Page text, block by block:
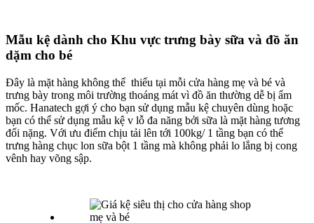
Mẫu kệ dành cho Khu vực trưng bày sữa và đồ ăn
dặm cho bé
Đây là mặt hàng không thể thiếu tại mỗi cửa hàng mẹ và bé và
trưng bày trong môi trường thoáng mát vì đồ ăn thường dễ bị ẩm
mốc. Hanatech gợi ý cho bạn sử dụng mẫu kệ chuyên dùng hoặc
bạn có thể sử dụng mẫu kệ v lỗ đa năng bởi sữa là mặt hàng tương
đối nặng. Với ưu điểm chịu tải lên tới 100kg/ 1 tầng bạn có thể
trưng hàng chục lon sữa bột 1 tầng mà không phải lo lắng bị cong
vênh hay võng sập.